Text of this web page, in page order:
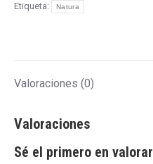
Natura
Etiqueta:
Natura
Valoraciones (0)
Valoraciones
Sé el primero en